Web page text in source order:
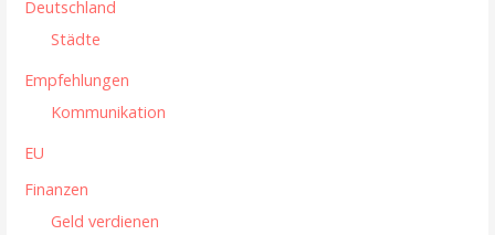
Deutschland
Städte
Empfehlungen
Kommunikation
EU
Finanzen
Geld verdienen